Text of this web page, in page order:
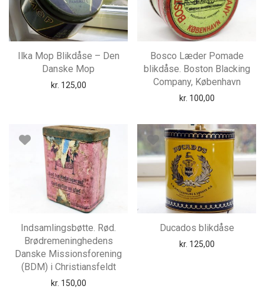
Ilka Mop Blikdåse – Den
Danske Mop
kr. 125,00
Bosco Læder Pomade
blikdåse. Boston Blacking
Company, København
kr. 100,00
Indsamlingsbøtte. Rød.
Brødremeninghedens
Danske Missionsforening
(BDM) i Christiansfeldt
kr. 150,00
Ducados blikdåse
kr. 125,00